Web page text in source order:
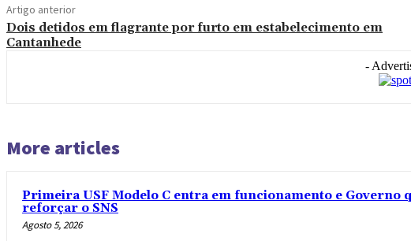
Artigo anterior
Dois detidos em flagrante por furto em estabelecimento em
Cantanhede
-
More articles
Primeira USF Modelo C entra em funcionamento e Governo
reforçar o SNS
Agosto 5, 2026